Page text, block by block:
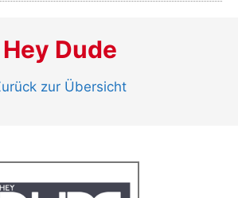
Hey Dude
zur Übersicht